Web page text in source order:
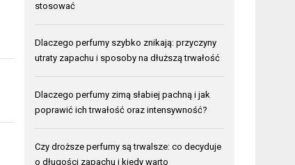
stosować
Dlaczego perfumy szybko znikają: przyczyny
utraty zapachu i sposoby na dłuższą trwałość
Dlaczego perfumy zimą słabiej pachną i jak
poprawić ich trwałość oraz intensywność?
Czy droższe perfumy są trwalsze: co decyduje
o długości zapachu i kiedy warto